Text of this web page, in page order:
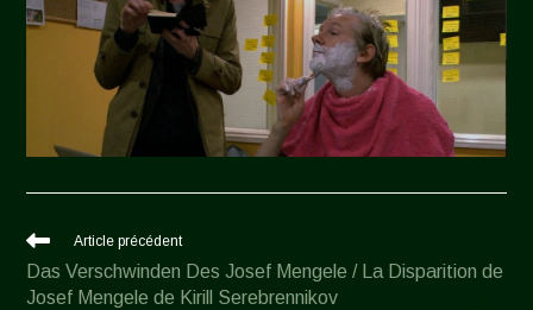
Read
more
articles
Article précédent
Das Verschwinden Des Josef Mengele / La Disparition de
Josef Mengele de Kirill Serebrennikov